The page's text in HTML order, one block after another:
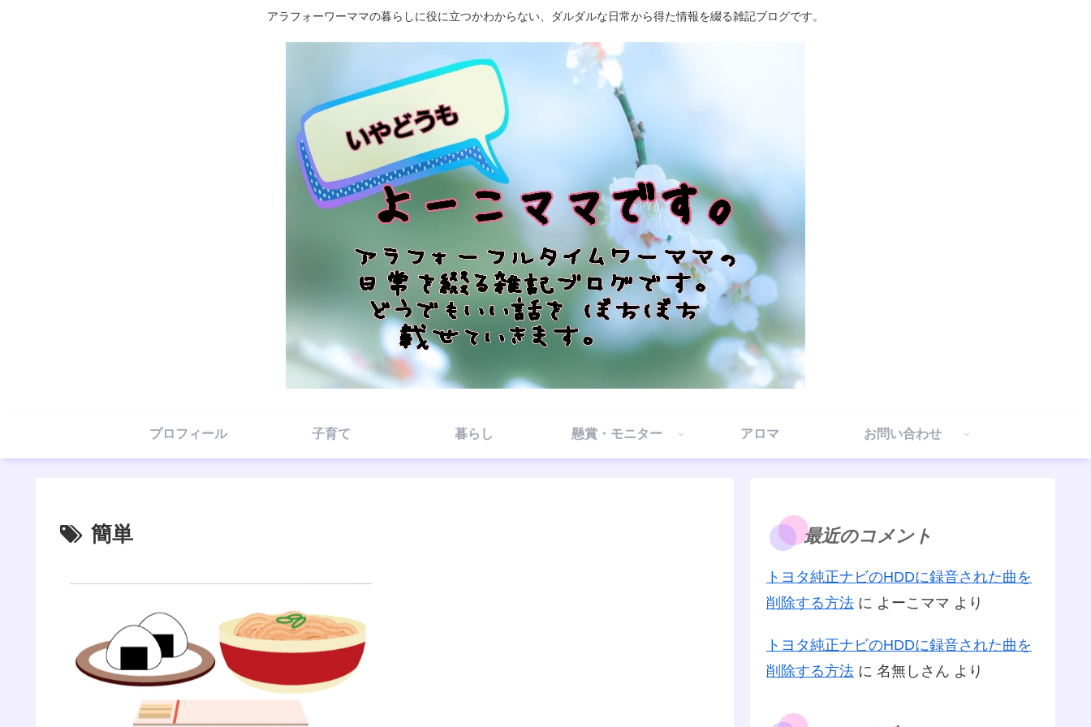
アラフォーワーママの暮らしに役に立つかわからない、ダルダルな日常から得た情報を綴る雑記ブログです。
プロフィール 子育て 暮らし 懸賞・モニター アロマ お問い合わせ
簡単 最近のコメント
トヨタ純正ナビのHDDに録音された曲を
削除する方法 に よーこママ より
トヨタ純正ナビのHDDに録音された曲を
削除する方法 に 名無しさん より